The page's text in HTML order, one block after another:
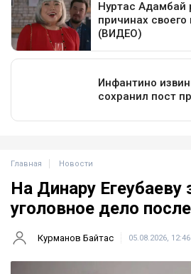
Главная Новости
На Динару Егеубаеву
уголовное дело
Курманов Байтас 05.08.2026, 12:46